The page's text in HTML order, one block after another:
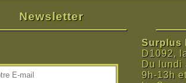
Newsletter
Surplus
D1092,
Du lundi
9h-13h